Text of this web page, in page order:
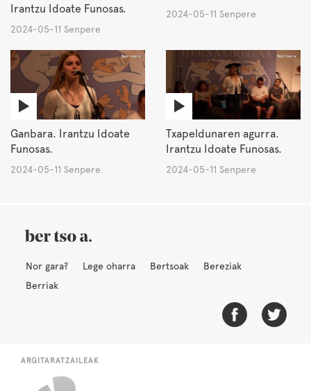
Irantzu Idoate Funosas.
2024-05-11 Senpere
2024-05-11 Senpere
Ganbara. Irantzu Idoate
Funosas.
2024-05-11 Senpere
Txapeldunaren agurra.
Irantzu Idoate Funosas.
2024-05-11 Senpere
Nor gara? Lege oharra Bertsoak
Bereziak
Berriak
ARGITARATZAILEAK